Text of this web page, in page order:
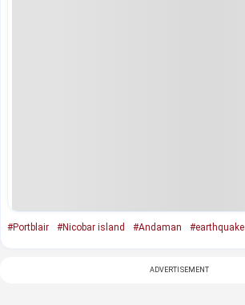
#Portblair #Nicobar island #Andaman #earthquake
ADVERTISEMENT